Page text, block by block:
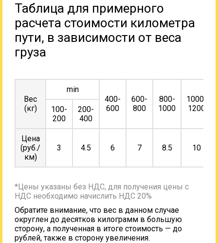
Таблица для примерного
расчета стоимости километра
пути, в зависимости от веса
груза
Вес
(кг)
min
400-
600
600-
800
800-
1000
1000-
1200
100-
200
200-
400
Цена
(руб./
км)
3 4.5 6 7 8.5 10
*Цены указаны без НДС, для получения цены с
НДС необходимо начислить НДС 20%
Обратите внимание, что вес в данном случае
округлен до десятков килограмм в большую
сторону, а полученная в итоге стоимость — до
рублей, также в сторону увеличения.